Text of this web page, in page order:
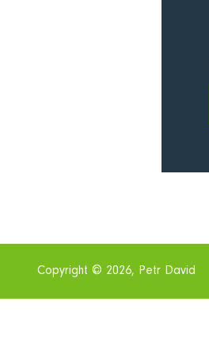
Copyright © 2026, Petr David